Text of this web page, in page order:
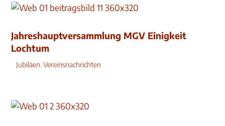
Jahreshauptversammlung MGV Einigkeit
Lochtum
Jubiläen,Vereinsnachrichten